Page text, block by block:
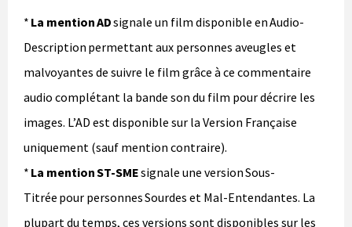
* La mention ADsignale un film disponible en Audio-
Description permettant aux personnes aveugles et
malvoyantes de suivre le film grâce à ce commentaire
audio complétant la bande son du film pour décrire les
images. L’AD est disponible sur la Version Française
uniquement (sauf mention contraire).
* La mention ST-SMEsignale une version Sous-
Titrée pour personnes Sourdes et Mal-Entendantes. La
plupart du temps, ces versions sont disponibles sur les